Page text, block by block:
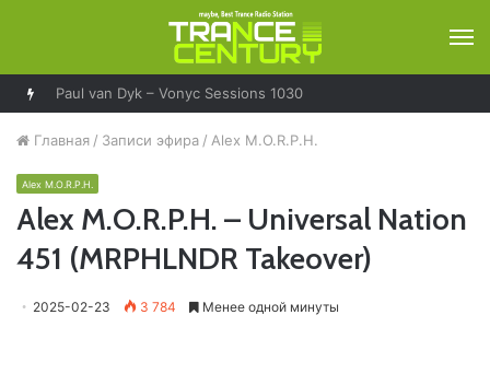
Paul van Dyk – Vonyc Sessions 1030
Главная / Записи эфира / Alex M.O.R.P.H.
Alex M.O.R.P.H.
Alex M.O.R.P.H. – Universal Nation
451 (MRPHLNDR Takeover)
2025-02-23 3 784 Менее одной минуты